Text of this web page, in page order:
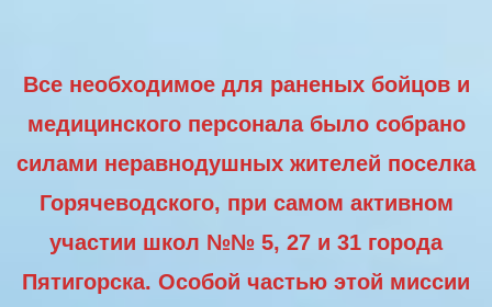
Все необходимое для раненых бойцов и
медицинского персонала было собрано
силами неравнодушных жителей поселка
Горячеводского, при самом активном
участии школ №№ 5, 27 и 31 города
Пятигорска. Особой частью этой миссии